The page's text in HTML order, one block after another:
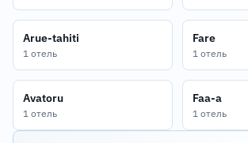
Arue-tahiti
1 отель
Fare
1 отель
Avatoru
1 отель
Faa-a
1 отель